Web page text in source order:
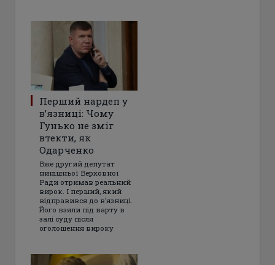
Перший нардеп у
в’язниці: Чому
Гунько не зміг
втекти, як
Одарченко
Вже другий депутат
нинішньої Верховної
Ради отримав реальний
вирок. І перший, який
відправився до в’язниці.
Його взяли під варту в
залі суду після
оголошення вироку